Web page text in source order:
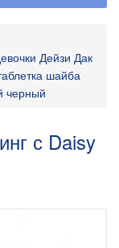
Дейзи Дак
шайба
черный
с Daisy